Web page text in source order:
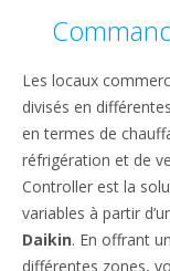
Les locaux
divisés en
en termes de
réfrigération et de
Controller est la
variables à partir
Daikin. En offrant
différentes zones,